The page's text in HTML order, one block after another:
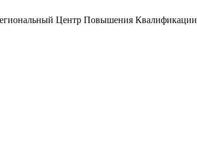
Центр Повышения Квалификации